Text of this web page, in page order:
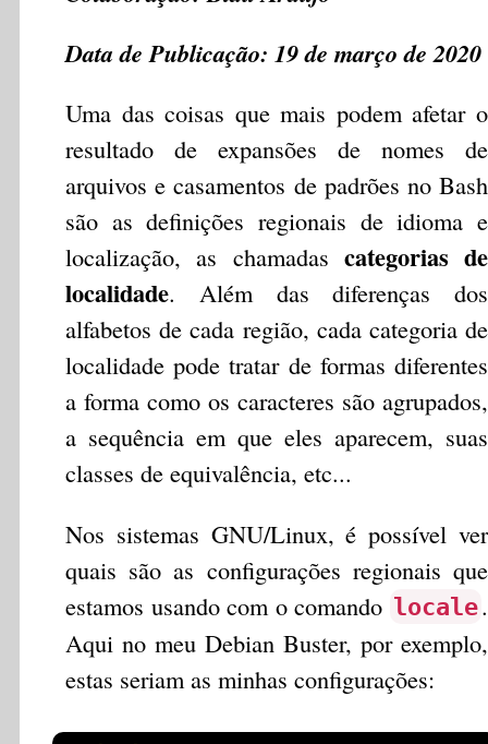
Data de Publicação: 19 de março de 2020
Uma das coisas que mais podem afetar o
resultado de expansões de nomes de
arquivos e casamentos de padrões no Bash
são as definições regionais de idioma e
localização, as chamadas categorias de
localidade. Além das diferenças dos
alfabetos de cada região, cada categoria de
localidade pode tratar de formas diferentes
a forma como os caracteres são agrupados,
a sequência em que eles aparecem, suas
classes de equivalência, etc...
Nos sistemas GNU/Linux, é possível ver
quais são as configurações regionais que
estamos usando com o comando locale.
Aqui no meu Debian Buster, por exemplo,
estas seriam as minhas configurações: